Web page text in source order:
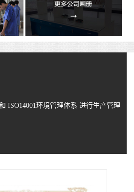
ISO14001环境管理体系 进行生产管理